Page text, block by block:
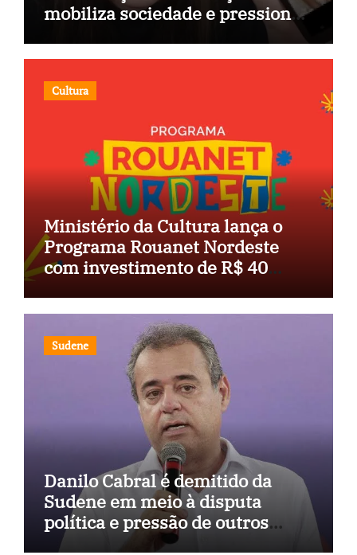
mobiliza sociedade e pressiona
Cultura
Ministério da Cultura lança o
Programa Rouanet Nordeste
com investimento de R$ 40
Sudene
Danilo Cabral é demitido da
Sudene em meio à disputa
política e pressão de outros
estados